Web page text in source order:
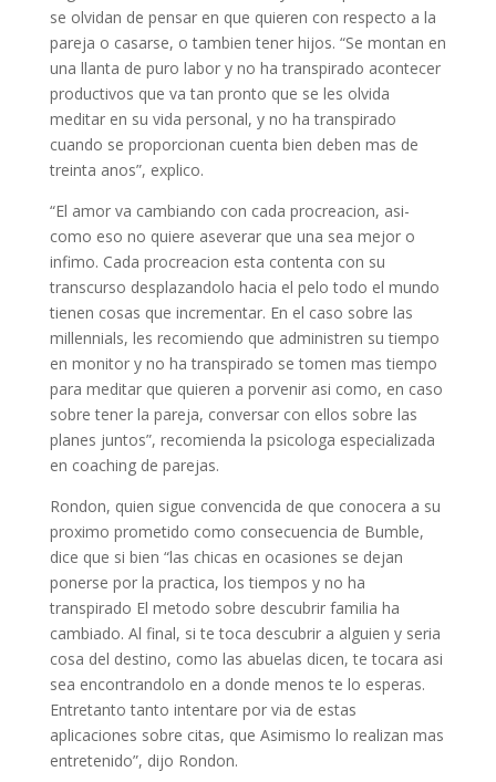
se olvidan de pensar en que quieren con respecto a la
pareja o casarse, o tambien tener hijos. “Se montan en
una llanta de puro labor y no ha transpirado acontecer
productivos que va tan pronto que se les olvida
meditar en su vida personal, y no ha transpirado
cuando se proporcionan cuenta bien deben mas de
treinta anos”, explico.
“El amor va cambiando con cada procreacion, asi­
como eso no quiere aseverar que una sea mejor o
infimo. Cada procreacion esta contenta con su
transcurso desplazandolo hacia el pelo todo el mundo
tienen cosas que incrementar. En el caso sobre las
millennials, les recomiendo que administren su tiempo
en monitor y no ha transpirado se tomen mas tiempo
para meditar que quieren a porvenir asi­ como, en caso
sobre tener la pareja, conversar con ellos sobre las
planes juntos”, recomienda la psicologa especializada
en coaching de parejas.
Rondon, quien sigue convencida de que conocera a su
proximo prometido como consecuencia de Bumble,
dice que si bien “las chicas en ocasiones se dejan
ponerse por la practica, los tiempos y no ha
transpirado El metodo sobre descubrir familia ha
cambiado. Al final, si te toca descubrir a alguien y seri­a
cosa del destino, como las abuelas dicen, te tocara asi
sea encontrandolo en a donde menos te lo esperas.
Entretanto tanto intentare por vi­a de estas
aplicaciones sobre citas, que Asimismo lo realizan mas
entretenido”, dijo Rondon.